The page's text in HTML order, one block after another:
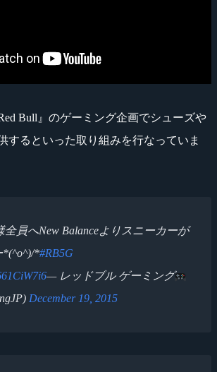
Bull』のゲーミング企画でシューズや
するといった取り組みを行なっていま
全員へNew Balanceよりスニーカーが
*(^o^)/*#RB5G
— レッドブル ゲーミング
December 19, 2015